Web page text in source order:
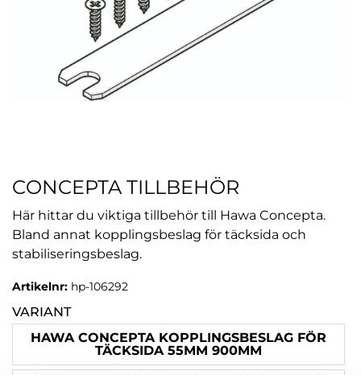
CONCEPTA TILLBEHÖR
Här hittar du viktiga tillbehör till Hawa Concepta.
Bland annat kopplingsbeslag för täcksida och
stabiliseringsbeslag.
Artikelnr: hp-106292
VARIANT
HAWA CONCEPTA KOPPLINGSBESLAG FÖR
TÄCKSIDA 55MM 900MM